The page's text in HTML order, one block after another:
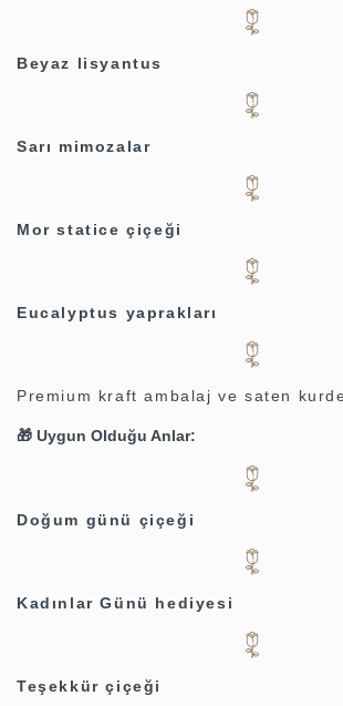
Beyaz lisyantus
Sarı mimozalar
Mor statice çiçeği
Eucalyptus yaprakları
Premium kraft ambalaj ve saten
🎁 Uygun Olduğu Anlar:
Doğum günü çiçeği
Kadınlar Günü hediyesi
Teşekkür çiçeği